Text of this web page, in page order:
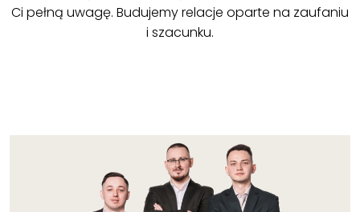
Ci pełną uwagę. Budujemy relacje oparte na zaufaniu
i szacunku.